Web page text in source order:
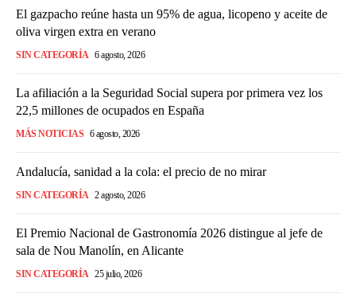
El gazpacho reúne hasta un 95% de agua, licopeno y aceite de
oliva virgen extra en verano
SIN CATEGORÍA 6 agosto, 2026
La afiliación a la Seguridad Social supera por primera vez los
22,5 millones de ocupados en España
MÁS NOTICIAS 6 agosto, 2026
Andalucía, sanidad a la cola: el precio de no mirar
SIN CATEGORÍA 2 agosto, 2026
El Premio Nacional de Gastronomía 2026 distingue al jefe de
sala de Nou Manolín, en Alicante
SIN CATEGORÍA 25 julio, 2026